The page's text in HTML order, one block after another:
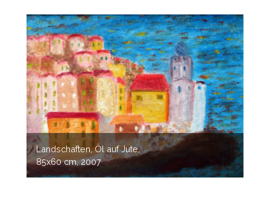
Landschaften, Öl auf Jute,
85x60 cm, 2007